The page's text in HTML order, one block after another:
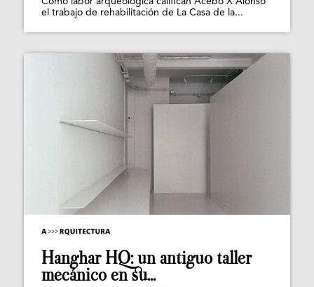
el trabajo de rehabilitación de La Casa de la...
Hanghar HQ: un antiguo taller
mecánico en su...